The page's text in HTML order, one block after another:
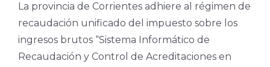
La provincia de Corrientes adhiere al régimen de
recaudación unificado del impuesto sobre los
ingresos brutos “Sistema Informático de
Recaudación y Control de Acreditaciones en